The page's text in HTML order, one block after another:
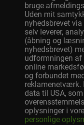
bruge
Uden mit
nyhedsbrevet
selv leverer,
(åbning og
nyhedsbrevet)
udformningen af
online
og forbundet
reklamenetværk.
data til USA,
oplysninger i
personlige